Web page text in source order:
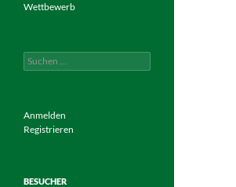
Wettbewerb
Suchen
nach:
Anmelden
Registrieren
BESUCHER